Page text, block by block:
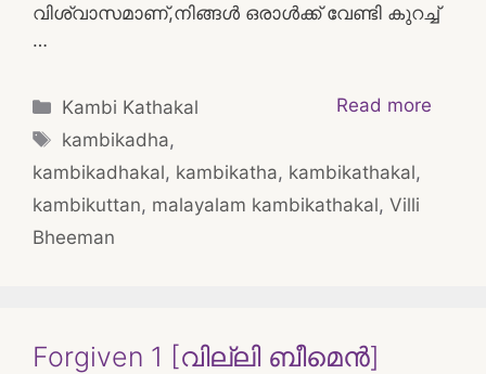
വിശ്വാസമാണ്,നിങ്ങൾ ഒരാൾക്ക് വേണ്ടി കുറച്ച്
…
Read more
Categories
Kambi Kathakal
Tags
kambikadha,
kambikadhakal, kambikatha, kambikathakal,
kambikuttan, malayalam kambikathakal, Villi
Bheeman
Forgiven 1 [വില്ലി ബീമെൻ]